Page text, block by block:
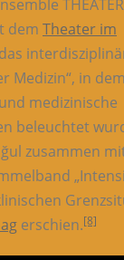
THEATER
dem Theater im
das
Medizin“, in dem
medizinische
beleuchtet
zusammen
erschien.[8]